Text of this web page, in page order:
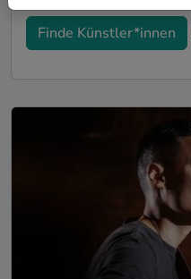
Finde Künstler*innen